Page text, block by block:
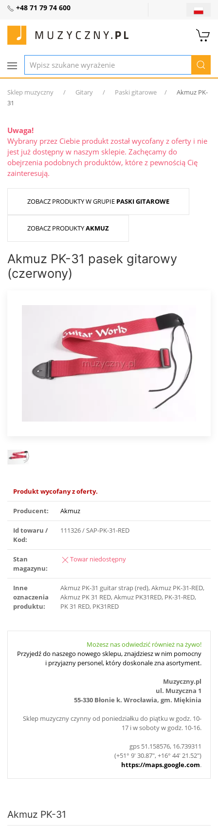
+48 71 79 74 600
Sklep muzyczny Gitary Paski gitarowe
Akmuz PK-
31
Uwaga!
Wybrany przez Ciebie produkt został wycofany z oferty i nie
jest już dostępny w naszym sklepie. Zachęcamy do
obejrzenia podobnych produktów, które z pewnością Cię
zainteresują.
ZOBACZ PRODUKTY W GRUPIE PASKI GITAROWE
ZOBACZ PRODUKTYAKMUZ
Akmuz PK-31 pasek gitarowy
(czerwony)
Produkt wycofany z oferty.
Producent: Akmuz
Id towaru /
Kod:
111326 / SAP-PK-31-RED
Stan
magazynu:
Towar niedostępny
Inne
oznaczenia
produktu:
Akmuz PK-31 guitar strap (red), Akmuz PK-31-RED,
Akmuz PK 31 RED, Akmuz PK31RED, PK-31-RED,
PK 31 RED, PK31RED
Możesz nas odwiedzić również na żywo!
Przyjedź do naszego nowego sklepu, znajdziesz w nim pomocny
i przyjazny personel, który doskonale zna asortyment.
Muzyczny.pl
ul. Muzyczna 1
55-330 Błonie k. Wrocławia, gm. Miękinia
Sklep muzyczny czynny od poniedziałku do piątku w godz. 10-
17 i w soboty w godz. 10-16.
gps 51.158576, 16.739311
(+51° 9' 30.87", +16° 44' 21.52")
https://maps.google.com.
Akmuz PK-31